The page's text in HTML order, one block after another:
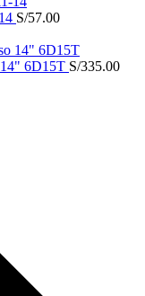
S/57.00
6D15T S/335.00